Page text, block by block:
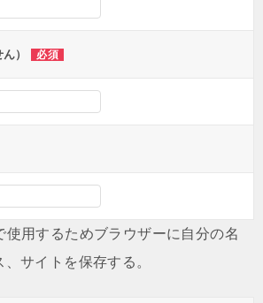
） 必須
使用するためブラウザーに自分の名
サイトを保存する。